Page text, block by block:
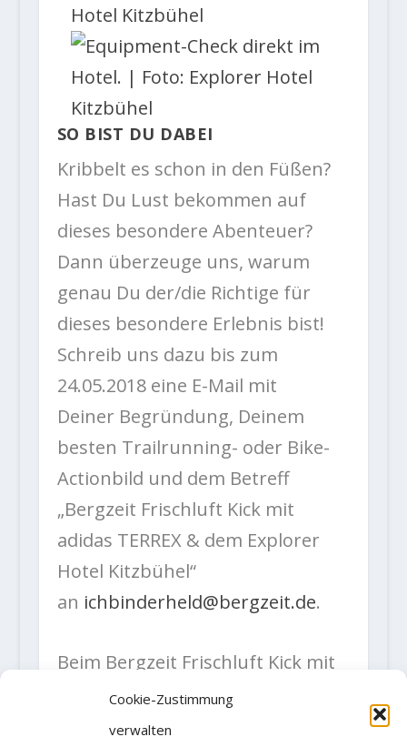
Cookie-Zustimmung
verwalten
SO BIST DU DABEI
Kribbelt es schon in den Füßen?
Hast Du Lust bekommen auf
dieses besondere Abenteuer?
Dann überzeuge uns, warum
genau Du der/die Richtige für
dieses besondere Erlebnis bist!
Schreib uns dazu bis zum
24.05.2018 eine E-Mail mit
Deiner Begründung, Deinem
besten Trailrunning- oder Bike-
Actionbild und dem Betreff
„Bergzeit Frischluft Kick mit
adidas TERREX & dem Explorer
Hotel Kitzbühel“
an ichbinderheld@bergzeit.de.
Beim Bergzeit Frischluft Kick mit
adidas TERREX verlosen wir unter
allen Einsendungen 4 x 2